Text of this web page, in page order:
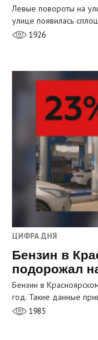
Левые повороты на
улице появилась
1926
ЦИФРА ДНЯ
Бензин в
подорожал
Бензин в
год. Такие данные
1985